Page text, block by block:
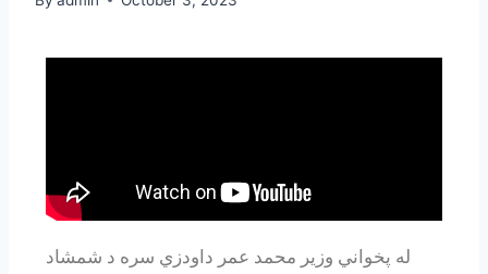
له پخواني وزیر محمد عمر داودزي سره د شمشاد